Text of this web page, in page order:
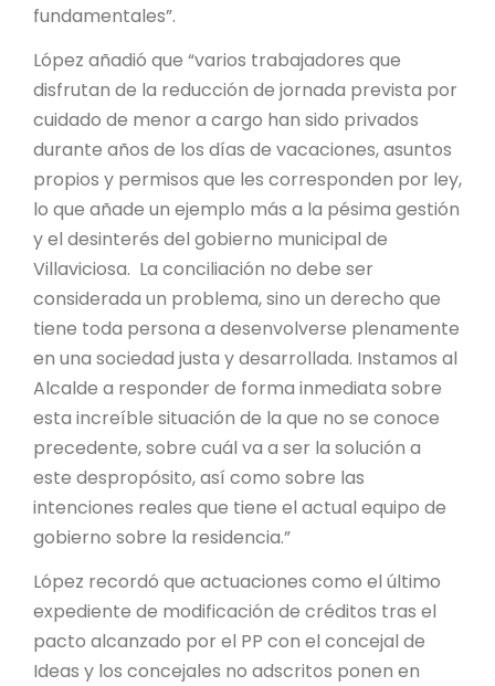
fundamentales”.
López añadió que “varios trabajadores que
disfrutan de la reducción de jornada prevista por
cuidado de menor a cargo han sido privados
durante años de los días de vacaciones, asuntos
propios y permisos que les corresponden por ley,
lo que añade un ejemplo más a la pésima gestión
y el desinterés del gobierno municipal de
Villaviciosa. La conciliación no debe ser
considerada un problema, sino un derecho que
tiene toda persona a desenvolverse plenamente
en una sociedad justa y desarrollada. Instamos al
Alcalde a responder de forma inmediata sobre
esta increíble situación de la que no se conoce
precedente, sobre cuál va a ser la solución a
este despropósito, así como sobre las
intenciones reales que tiene el actual equipo de
gobierno sobre la residencia.”
López recordó que actuaciones como el último
expediente de modificación de créditos tras el
pacto alcanzado por el PP con el concejal de
Ideas y los concejales no adscritos ponen en